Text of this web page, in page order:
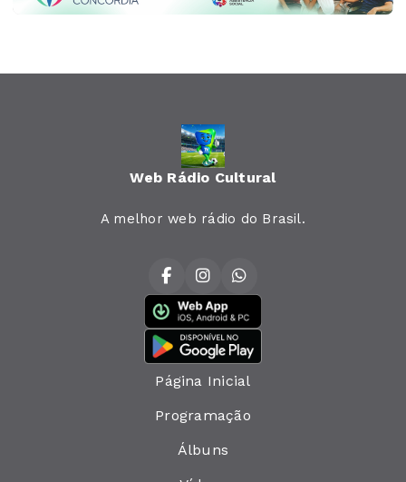
Web Rádio Cultural
A melhor web rádio do Brasil.
Página Inicial
Programação
Álbuns